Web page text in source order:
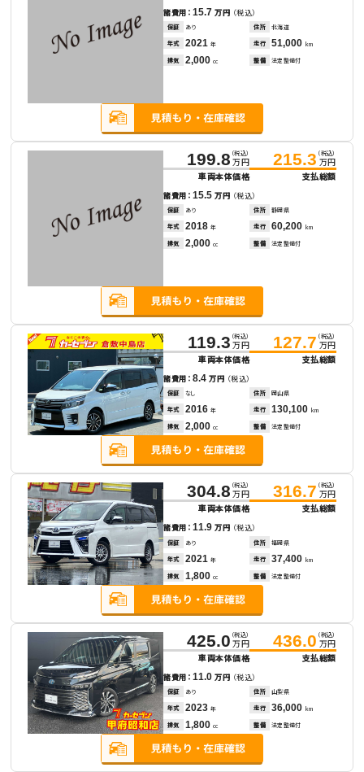
諸費用：15.7万円 （税込）
保証 あり 住所 北海道
年式 2021 年 走行 51,000 km
排気 2,000 cc 整備 法定整備付
199.8 （税込）
万円
車両本体価格
215.3 （税込）
万円
支払総額
諸費用：15.5万円 （税込）
保証 あり 住所 静岡県
年式 2018 年 走行 60,200 km
排気 2,000 cc 整備 法定整備付
119.3 （税込）
万円
車両本体価格
127.7 （税込）
万円
支払総額
諸費用：8.4万円 （税込）
保証 なし 住所 岡山県
年式 2016 年 走行 130,100 km
排気 2,000 cc 整備 法定整備付
304.8 （税込）
万円
車両本体価格
316.7 （税込）
万円
支払総額
諸費用：11.9万円 （税込）
保証 あり 住所 福岡県
年式 2021 年 走行 37,400 km
排気 1,800 cc 整備 法定整備付
425.0 （税込）
万円
車両本体価格
436.0 （税込）
万円
支払総額
諸費用：11.0万円 （税込）
保証 あり 住所 山梨県
年式 2023 年 走行 36,000 km
排気 1,800 cc 整備 法定整備付